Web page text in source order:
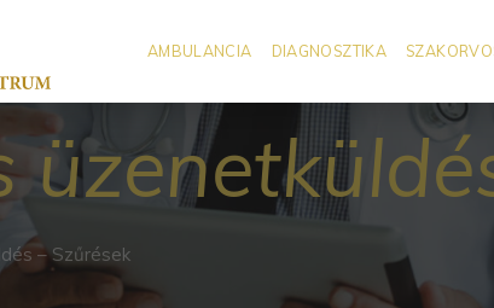
AMBULANCIA DIAGNOSZTIKA
– Szűrések